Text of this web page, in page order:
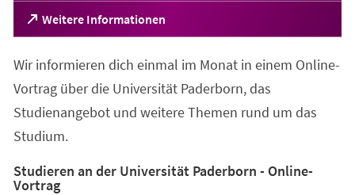
Weitere Informationen
(Öffnet
in
neuen
Tab)
Wir informieren dich einmal im Monat in einem Online-
Vortrag über die Universität Paderborn, das
Studienangebot und weitere Themen rund um das
Studium.
Studieren an der Universität Paderborn - Online-
Vortrag